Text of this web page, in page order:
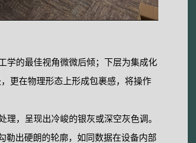
学的最佳视角微微后倾；下层为集成化
更在物理形态上形成包裹感，将操作
，呈现出冷峻的银灰或深空灰色调。
勒出硬朗的轮廓，如同数据在设备内部